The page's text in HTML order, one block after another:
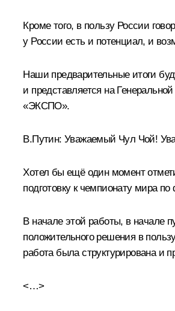
Кроме того, в пользу России
у России есть и потенциал, и
Наши предварительные итоги
и представляется на
«ЭКСПО».
В.Путин: Уважаемый Чул Чой!
Хотел бы ещё один момент
подготовку к чемпионату мира по
В начале этой работы, в начале
положительного решения в
работа была структурирована и
<…>